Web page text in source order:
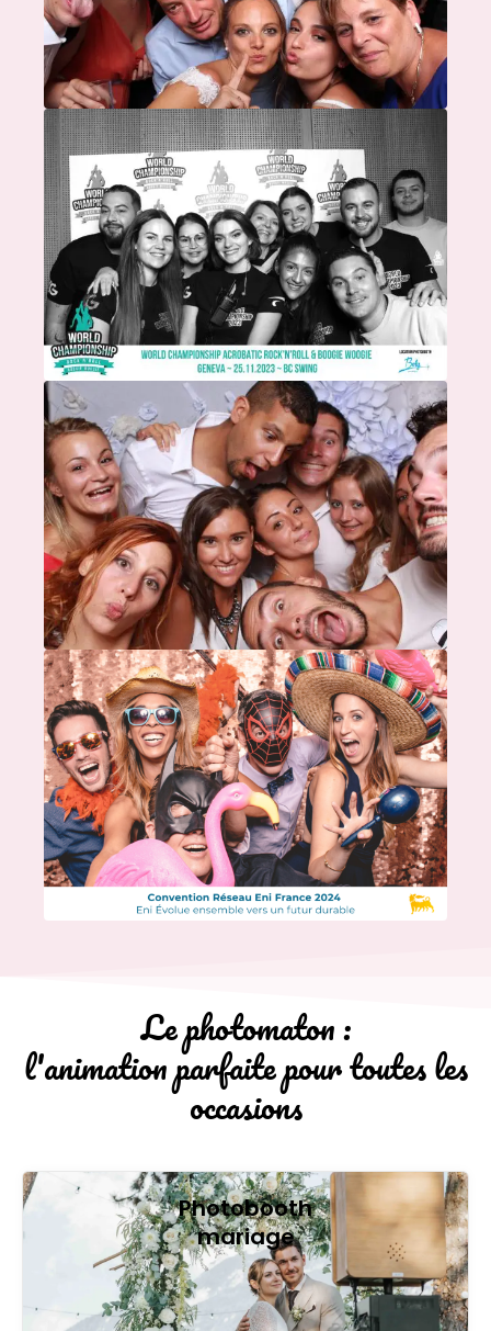
Le photomaton :
l'animation parfaite pour toutes les
occasions
Photobooth
mariage